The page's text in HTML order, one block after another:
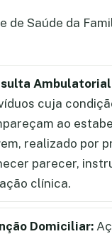
de Saúde da
cuja
ao
realizado por
parecer,
clínica.
Domiciliar: